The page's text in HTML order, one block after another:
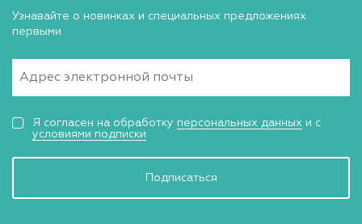
Узнавайте о новинках и специальных предложениях
первыми
Подписаться
Я согласен на обработку персональных данных и с
условиями подписки